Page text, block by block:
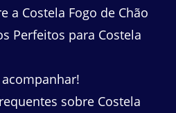
a Costela Fogo de Chão
Perfeitos para Costela
sobre Costela